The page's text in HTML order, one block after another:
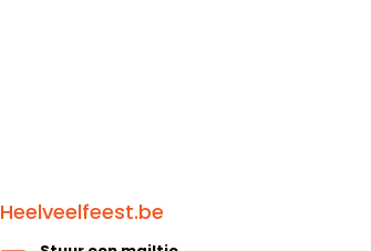
Heelveelfeest.be